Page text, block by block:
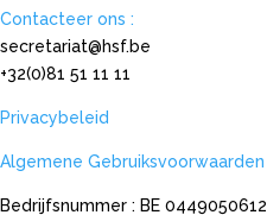
Contacteer ons :
secretariat@hsf.be
+32(0)81 51 11 11
Privacybeleid
Algemene Gebruiksvoorwaarden
Bedrijfsnummer : BE 0449050612